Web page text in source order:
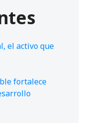
el activo que
fortalece